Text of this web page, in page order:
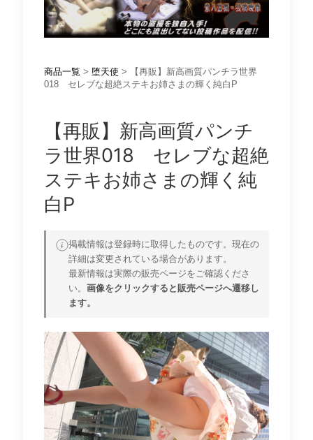
商品一覧 > 堕天使 > 【再販】新高画質パンチラ世界
018 セレブな超絶ステキお姉さまの輝く純白P
【再販】新高画質パンチ
ラ世界018 セレブな超絶
ステキお姉さまの輝く純
白P
掲載情報は登録時に取得したものです。現在の
詳細は変更されている場合があります。
最新情報は実際の販売ページをご確認くださ
い。 画像をクリックすると販売ページへ遷移し
ます。